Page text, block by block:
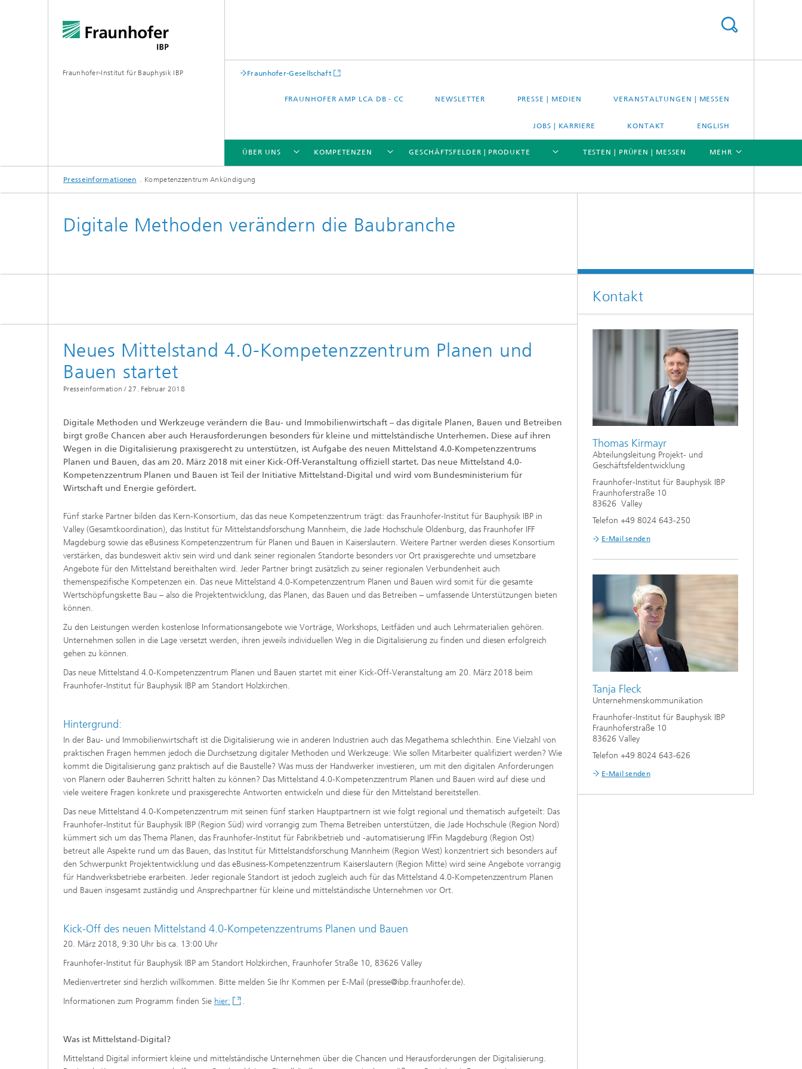
Fraunhofer-Institut für Bauphysik IBP Fraunhofer-Gesellschaft
FRAUNHOFER AMP LCA DB - CC NEWSLETTER PRESSE | MEDIEN VERANSTALTUNGEN | MESSEN
JOBS | KARRIERE KONTAKT ENGLISH
ÜBER UNS
ÜBER UNS
KOMPETENZEN
KOMPETENZEN
Digitale und nachhaltige Akustik
Musikalische und Photoakustik
Evaluierung und Demonstration Werkstoffe und Produktsysteme
®
Klimasimulation und
Stadtbauphysikalische Modellierung
Markttechnische Umsetzung
Aktuelle Forschungsthemen
Material und Schadensfälle im
Bauprozess
Verbrennungs- und
Umweltschutztechnik
GESCHÄFTSFELDER | PRODUKTE
GESCHÄFTSFELDER | PRODUKTE
TESTEN | PRÜFEN | MESSEN MEHR
Presseinformationen Kompetenzzentrum Ankündigung
Digitale Methoden verändern die Baubranche
Neues Mittelstand 4.0-Kompetenzzentrum Planen und
Bauen startet
Presseinformation / 27. Februar 2018
Digitale Methoden und Werkzeuge verändern die Bau- und Immobilienwirtschaft – das digitale Planen, Bauen und Betreiben
birgt große Chancen aber auch Herausforderungen besonders für kleine und mittelständische Unterhemen. Diese auf ihren
Wegen in die Digitalisierung praxisgerecht zu unterstützen, ist Aufgabe des neuen Mittelstand 4.0-Kompetenzzentrums
Planen und Bauen, das am 20. März 2018 mit einer Kick-Off-Veranstaltung offiziell startet. Das neue Mittelstand 4.0-
Kompetenzzentrum Planen und Bauen ist Teil der Initiative Mittelstand-Digital und wird vom Bundesministerium für
Wirtschaft und Energie gefördert.
Fünf starke Partner bilden das Kern-Konsortium, das das neue Kompetenzzentrum trägt: das Fraunhofer-Institut für Bauphysik IBP in
Valley (Gesamtkoordination), das Institut für Mittelstandsforschung Mannheim, die Jade Hochschule Oldenburg, das Fraunhofer IFF
Magdeburg sowie das eBusiness Kompetenzzentrum für Planen und Bauen in Kaiserslautern. Weitere Partner werden dieses Konsortium
verstärken, das bundesweit aktiv sein wird und dank seiner regionalen Standorte besonders vor Ort praxisgerechte und umsetzbare
Angebote für den Mittelstand bereithalten wird. Jeder Partner bringt zusätzlich zu seiner regionalen Verbundenheit auch
themenspezifische Kompetenzen ein. Das neue Mittelstand 4.0-Kompetenzzentrum Planen und Bauen wird somit für die gesamte
Wertschöpfungskette Bau – also die Projektentwicklung, das Planen, das Bauen und das Betreiben – umfassende Unterstützungen bieten
können.
Zu den Leistungen werden kostenlose Informationsangebote wie Vorträge, Workshops, Leitfäden und auch Lehrmaterialien gehören.
Unternehmen sollen in die Lage versetzt werden, ihren jeweils individuellen Weg in die Digitalisierung zu finden und diesen erfolgreich
gehen zu können.
Das neue Mittelstand 4.0-Kompetenzzentrum Planen und Bauen startet mit einer Kick-Off-Veranstaltung am 20. März 2018 beim
Fraunhofer-Institut für Bauphysik IBP am Standort Holzkirchen.
Hintergrund:
In der Bau- und Immobilienwirtschaft ist die Digitalisierung wie in anderen Industrien auch das Megathema schlechthin. Eine Vielzahl von
praktischen Fragen hemmen jedoch die Durchsetzung digitaler Methoden und Werkzeuge: Wie sollen Mitarbeiter qualifiziert werden? Wie
kommt die Digitalisierung ganz praktisch auf die Baustelle? Was muss der Handwerker investieren, um mit den digitalen Anforderungen
von Planern oder Bauherren Schritt halten zu können? Das Mittelstand 4.0-Kompetenzzentrum Planen und Bauen wird auf diese und
viele weitere Fragen konkrete und praxisgerechte Antworten entwickeln und diese für den Mittelstand bereitstellen.
Das neue Mittelstand 4.0-Kompetenzzentrum mit seinen fünf starken Hauptpartnern ist wie folgt regional und thematisch aufgeteilt: Das
Fraunhofer-Institut für Bauphysik IBP (Region Süd) wird vorrangig zum Thema Betreiben unterstützen, die Jade Hochschule (Region Nord)
kümmert sich um das Thema Planen, das Fraunhofer-Institut für Fabrikbetrieb und -automatisierung IFFin Magdeburg (Region Ost)
betreut alle Aspekte rund um das Bauen, das Institut für Mittelstandsforschung Mannheim (Region West) konzentriert sich besonders auf
den Schwerpunkt Projektentwicklung und das eBusiness-Kompetenzzentrum Kaiserslautern (Region Mitte) wird seine Angebote vorrangig
für Handwerksbetriebe erarbeiten. Jeder regionale Standort ist jedoch zugleich auch für das Mittelstand 4.0-Kompetenzzentrum Planen
und Bauen insgesamt zuständig und Ansprechpartner für kleine und mittelständische Unternehmen vor Ort.
Kick-Off des neuen Mittelstand 4.0-Kompetenzzentrums Planen und Bauen
20. März 2018, 9:30 Uhr bis ca. 13:00 Uhr
Fraunhofer-Institut für Bauphysik IBP am Standort Holzkirchen, Fraunhofer Straße 10, 83626 Valley
Medienvertreter sind herzlich willkommen. Bitte melden Sie Ihr Kommen per E-Mail (presse@ibp.fraunhofer.de).
Informationen zum Programm finden Sie hier: .
Was ist Mittelstand-Digital?
Mittelstand Digital informiert kleine und mittelständische Unternehmen über die Chancen und Herausforderungen der Digitalisierung.
Kontakt
Thomas Kirmayr
Abteilungsleitung Projekt- und
Geschäftsfeldentwicklung
Fraunhofer-Institut für Bauphysik IBP
Fraunhoferstraße 10
83626 Valley
Telefon +49 8024 643-250
E-Mail senden
Tanja Fleck
Unternehmenskommunikation
Fraunhofer-Institut für Bauphysik IBP
Fraunhoferstraße 10
83626 Valley
Telefon +49 8024 643-626
E-Mail senden